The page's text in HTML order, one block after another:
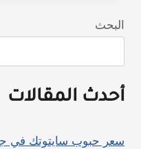
التعليمات
البحث
أحدث المقالات
سعر حبوب سايتوتك في جدة